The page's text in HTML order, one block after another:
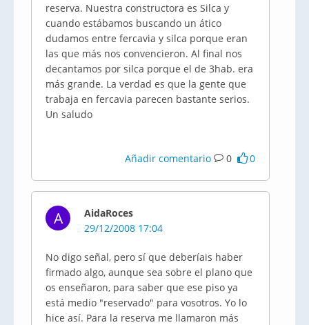
reserva. Nuestra constructora es Silca y
cuando estábamos buscando un ático
dudamos entre fercavia y silca porque eran
las que más nos convencieron. Al final nos
decantamos por silca porque el de 3hab. era
más grande. La verdad es que la gente que
trabaja en fercavia parecen bastante serios.
Un saludo
Añadir comentario 0 0
A
AidaRoces
29/12/2008 17:04
No digo señal, pero sí que deberíais haber
firmado algo, aunque sea sobre el plano que
os enseñaron, para saber que ese piso ya
está medio "reservado" para vosotros. Yo lo
hice así. Para la reserva me llamaron más